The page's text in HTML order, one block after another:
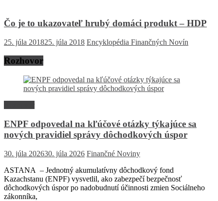
Čo je to ukazovateľ hrubý domáci produkt – HDP
25. júla 201825. júla 2018 Encyklopédia Finančných Novín
Rozhovor
ENPF odpovedal na kľúčové otázky týkajúce sa
nových pravidiel správy dôchodkových úspor
30. júla 202630. júla 2026 Finančné Noviny
ASTANA – Jednotný akumulatívny dôchodkový fond
Kazachstanu (ENPF) vysvetlil, ako zabezpečí bezpečnosť
dôchodkových úspor po nadobudnutí účinnosti zmien Sociálneho
zákonníka,